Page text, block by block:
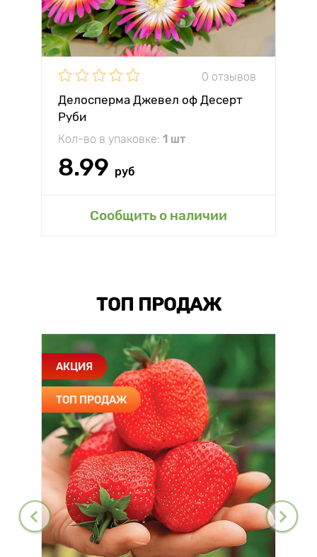
0 отзывов
Делосперма Джевел оф Десерт
Руби
Кол-во в упаковке: 1 шт
8.99 руб
Сообщить о наличии
ТОП ПРОДАЖ
АКЦИЯ
ТОП ПРОДАЖ